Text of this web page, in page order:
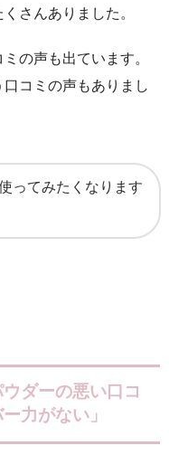
さんありました。
ミの声も出ています。
口コミの声もありまし
ってみたくなります
ダーの悪い口コ
力がない」